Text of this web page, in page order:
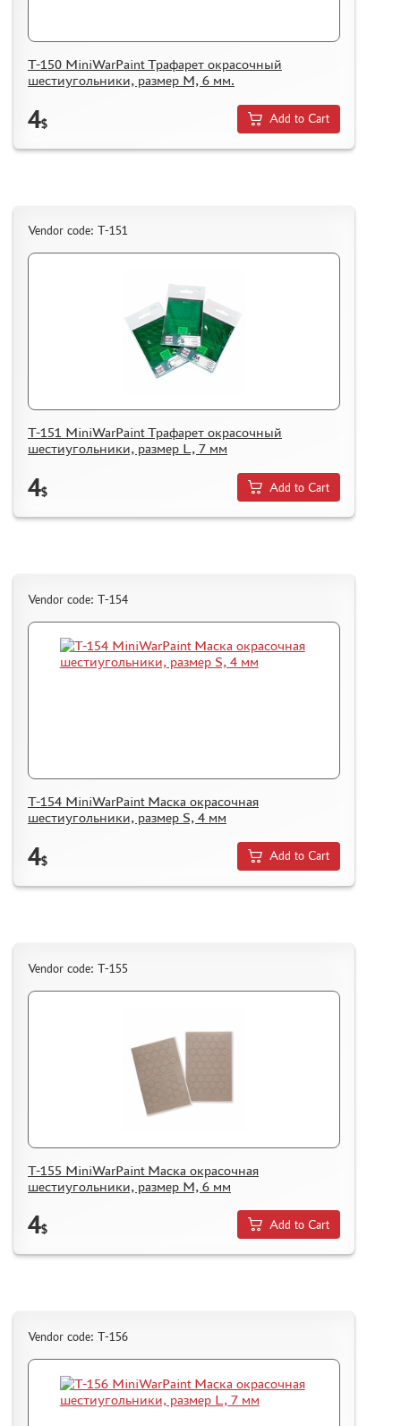
T-150 MiniWarPaint Трафарет окрасочный
шестиугольники, размер М, 6 мм.
4$ Add to Cart
Vendor code: T-151
T-151 MiniWarPaint Трафарет окрасочный
шестиугольники, размер L, 7 мм
4$ Add to Cart
Vendor code: T-154
T-154 MiniWarPaint Маска окрасочная
шестиугольники, размер S, 4 мм
4$ Add to Cart
Vendor code: T-155
T-155 MiniWarPaint Маска окрасочная
шестиугольники, размер M, 6 мм
4$ Add to Cart
Vendor code: T-156